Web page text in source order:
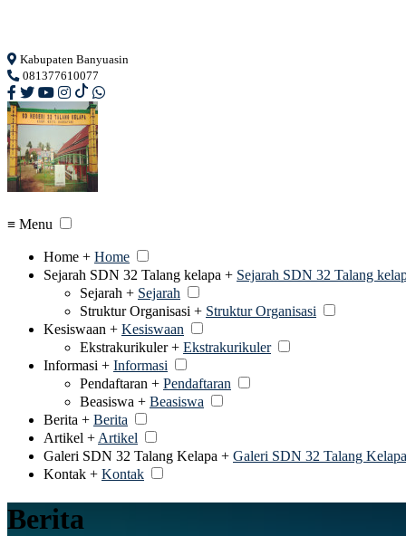
Kabupaten Banyuasin
081377610077
≡ Menu
Home + Home
Sejarah SDN 32 Talang kelapa + Sejarah SDN 32 Talang
Sejarah + Sejarah
Struktur Organisasi + Struktur Organisasi
Kesiswaan + Kesiswaan
Ekstrakurikuler + Ekstrakurikuler
Informasi + Informasi
Pendaftaran + Pendaftaran
Beasiswa + Beasiswa
Berita + Berita
Artikel +Artikel
Galeri SDN 32 Talang Kelapa + Galeri SDN 32 Talang
Kontak + Kontak
Berita